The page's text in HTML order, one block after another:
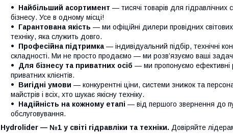
Найбільший асортимент — тисячі товарів для гідравлічних
бізнесу. Усе в одному місці!
Гарантована якість — ми офіційні дилери провідних
техніку, яка служить довго.
Професійна підтримка — індивідуальний підбір, технічні
складності. Ми не просто продаємо — ми розв’язуємо ваші
Для бізнесу та приватних осіб — ми пропонуємо ефективні
приватних клієнтів.
Вигідні умови — конкурентні ціни, системи знижок та
майстрів і всіх, хто шукає якісну техніку.
Надійність на кожному етапі — від першого звернення до
обслуговування.
Hydrolider — №1 у світі гідравліки та техніки. Довіряйте